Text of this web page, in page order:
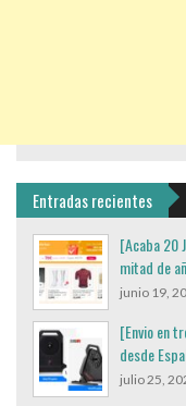
Entradas recientes
[Acaba 20
mitad de
junio 19,
[Envio en
desde
julio 25,